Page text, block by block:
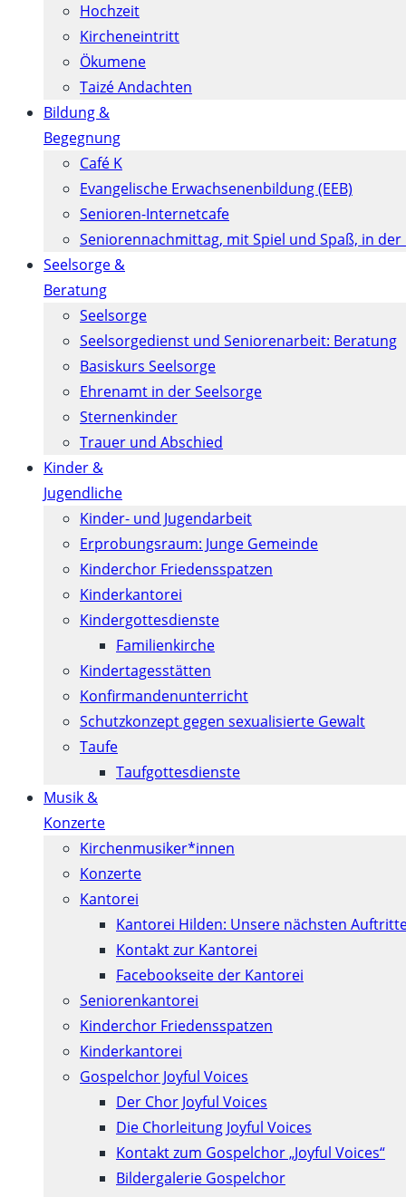
Hochzeit
Kircheneintritt
Ökumene
Taizé Andachten
Bildung &
Begegnung
Café K
Evangelische Erwachsenenbildung (EEB)
Senioren-Internetcafe
Seniorennachmittag, mit Spiel und Spaß, in
Seelsorge &
Beratung
Seelsorge
Seelsorgedienst und Seniorenarbeit: Beratung
Basiskurs Seelsorge
Ehrenamt in der Seelsorge
Sternenkinder
Trauer und Abschied
Kinder &
Jugendliche
Kinder- und Jugendarbeit
Erprobungsraum: Junge Gemeinde
Kinderchor Friedensspatzen
Kinderkantorei
Kindergottesdienste
Familienkirche
Kindertagesstätten
Konfirmanden­unterricht
Schutzkonzept gegen sexualisierte Gewalt
Taufe
Taufgottesdienste
Musik &
Konzerte
Kirchenmusiker*innen
Konzerte
Kantorei
Kantorei Hilden: Unsere nächsten
Kontakt zur Kantorei
Facebookseite der Kantorei
Seniorenkantorei
Kinderchor Friedensspatzen
Kinderkantorei
Gospelchor Joyful Voices
Der Chor Joyful Voices
Die Chorleitung Joyful Voices
Kontakt zum Gospelchor „Joyful Voices“
Bildergalerie Gospelchor